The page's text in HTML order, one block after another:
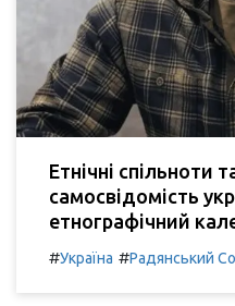
Етнічні спільноти
самосвідомість
етнографічний
#Україна #Радянський